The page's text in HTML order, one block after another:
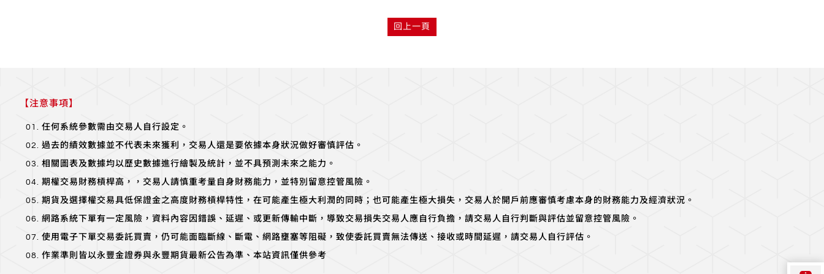
回上一頁
【注意事項】
任何系統參數需由交易人自行設定。
過去的績效數據並不代表未來獲利，交易人還是要依據本身狀況做好審慎評估。
相關圖表及數據均以歷史數據進行繪製及統計，並不具預測未來之能力。
期權交易財務槓桿高，，交易人請慎重考量自身財務能力，並特別留意控管風險。
期貨及選擇權交易具低保證金之高度財務槓桿特性，在可能產生極大利潤的同時；也可能產生極大損失，交易人於開戶前應審慎考慮本身的財務能力及經濟狀況。
網路系統下單有一定風險，資料內容因錯誤、延遲、或更新傳輸中斷，導致交易損失交易人應自行負擔，請交易人自行判斷與評估並留意控管風險。
使用電子下單交易委託買賣，仍可能面臨斷線、斷電、網路壅塞等阻礙，致使委託買賣無法傳送、接收或時間延遲，請交易人自行評估。
作業準則皆以永豐金證券與永豐期貨最新公告為準、本站資訊僅供參考